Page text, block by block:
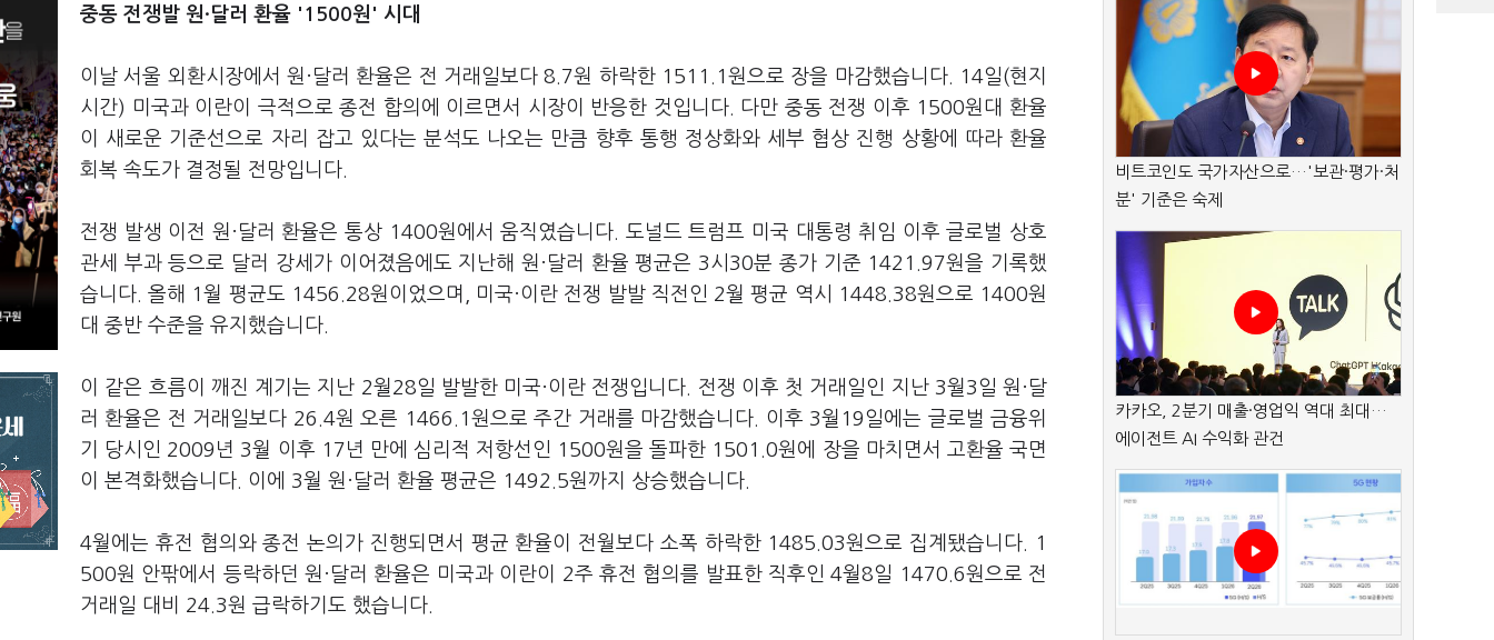
중동 전쟁발 원·달러 환율 '1500원' 시대
이날 서울 외환시장에서 원·달러 환율은 전 거래일보다 8.7원 하락한 1511.1원으로 장을 마감했습니다. 14일(현지
시간) 미국과 이란이 극적으로 종전 합의에 이르면서 시장이 반응한 것입니다. 다만 중동 전쟁 이후 1500원대 환율
이 새로운 기준선으로 자리 잡고 있다는 분석도 나오는 만큼 향후 통행 정상화와 세부 협상 진행 상황에 따라 환율
회복 속도가 결정될 전망입니다.
전쟁 발생 이전 원·달러 환율은 통상 1400원에서 움직였습니다. 도널드 트럼프 미국 대통령 취임 이후 글로벌 상호
관세 부과 등으로 달러 강세가 이어졌음에도 지난해 원·달러 환율 평균은 3시30분 종가 기준 1421.97원을 기록했
습니다. 올해 1월 평균도 1456.28원이었으며, 미국·이란 전쟁 발발 직전인 2월 평균 역시 1448.38원으로 1400원
대 중반 수준을 유지했습니다.
이 같은 흐름이 깨진 계기는 지난 2월28일 발발한 미국·이란 전쟁입니다. 전쟁 이후 첫 거래일인 지난 3월3일 원·달
러 환율은 전 거래일보다 26.4원 오른 1466.1원으로 주간 거래를 마감했습니다. 이후 3월19일에는 글로벌 금융위
기 당시인 2009년 3월 이후 17년 만에 심리적 저항선인 1500원을 돌파한 1501.0원에 장을 마치면서 고환율 국면
이 본격화했습니다. 이에 3월 원·달러 환율 평균은 1492.5원까지 상승했습니다.
4월에는 휴전 협의와 종전 논의가 진행되면서 평균 환율이 전월보다 소폭 하락한 1485.03원으로 집계됐습니다. 1
500원 안팎에서 등락하던 원·달러 환율은 미국과 이란이 2주 휴전 협의를 발표한 직후인 4월8일 1470.6원으로 전
거래일 대비 24.3원 급락하기도 했습니다.
비트코인도 국가자산으로…'보관·평가·처
분' 기준은 숙제
카카오, 2분기 매출·영업익 역대 최대…
에이전트 AI 수익화 관건